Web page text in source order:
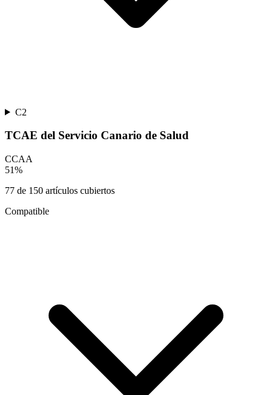
C2
TCAE del Servicio Canario de Salud
CCAA
51%
77 de 150 artículos cubiertos
Compatible